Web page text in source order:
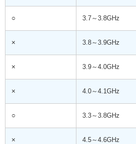
○ 3.7～3.8GHz
× 3.8～3.9GHz
× 3.9～4.0GHz
× 4.0～4.1GHz
○ 3.3～3.8GHz
× 4.5～4.6GHz